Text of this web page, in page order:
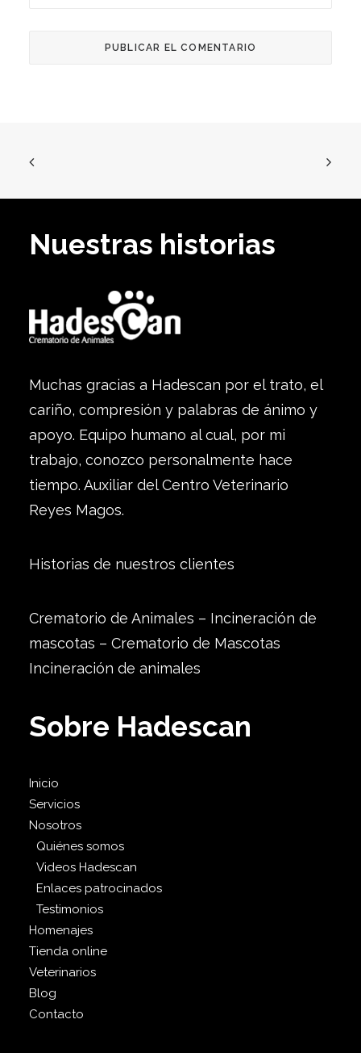
Nuestras historias
Muchas gracias a Hadescan por el trato, el
cariño, compresión y palabras de ánimo y
apoyo. Equipo humano al cual, por mi
trabajo, conozco personalmente hace
tiempo. Auxiliar del Centro Veterinario
Reyes Magos.
Historias de nuestros clientes
Crematorio de Animales – Incineración de
mascotas – Crematorio de Mascotas
Incineración de animales
Sobre Hadescan
Inicio
Servicios
Nosotros
Quiénes somos
Videos Hadescan
Enlaces patrocinados
Testimonios
Homenajes
Tienda online
Veterinarios
Blog
Contacto